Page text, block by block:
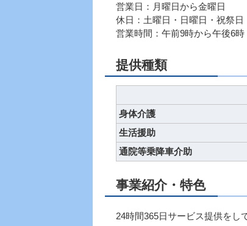
営業日：月曜日から金曜日
休日：土曜日・日曜日・祝祭日
営業時間：午前9時から午後6時
提供種類
身体介護
生活援助
通院等乗降車介助
事業紹介・特色
24時間365日サービス提供をし